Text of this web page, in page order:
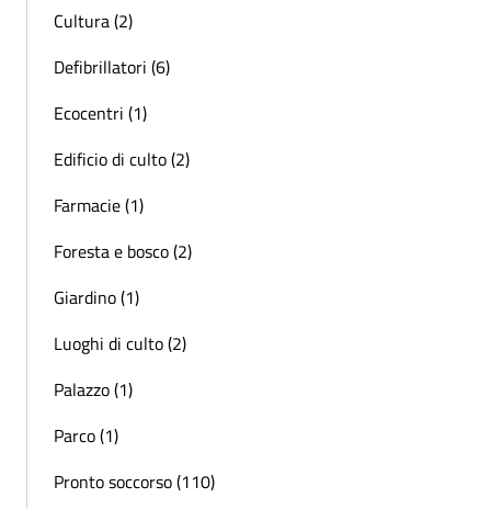
Cultura (2)
Defibrillatori (6)
Ecocentri (1)
Edificio di culto (2)
Farmacie (1)
Foresta e bosco (2)
Giardino (1)
Luoghi di culto (2)
Palazzo (1)
Parco (1)
Pronto soccorso (110)